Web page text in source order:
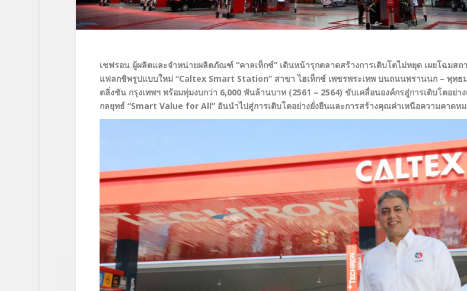
เชฟรอน ผู้ผลิตและจำหน่ายผลิตภัณฑ์ “คาลเท็กซ์” เดินหน้ารุกตลาดสร้างการเติบโตไม่หยุด เผยโฉมส
แฟลกชิพรูปแบบใหม่ “Caltex Smart Station” สาขา ไฮเท็กซ์ เพชรพระเทพ บนถนนพรานนก – พุท
ตลิ่งชัน กรุงเทพฯ พร้อมทุ่มงบกว่า 6,000 พันล้านบาท (2561 – 2564) ขับเคลื่อนองค์กรสู่การเติบโตอย่า
กลยุทธ์ “Smart Value for All” อันนำไปสู่การเติบโตอย่างยั่งยืนและการสร้างคุณค่าเหนือความคาดห